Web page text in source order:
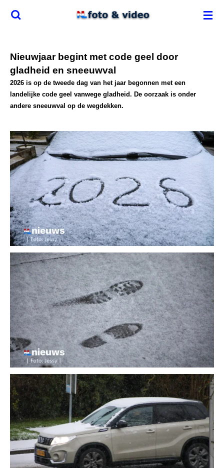
Ga
direct
hoofdinhoud
Nieuwjaar begint met code geel door
gladheid en sneeuwval
2026 is op de tweede dag van het jaar begonnen met een
landelijke code geel vanwege gladheid. De oorzaak is onder
andere sneeuwval op de wegdekken.